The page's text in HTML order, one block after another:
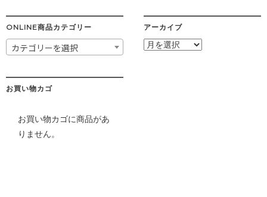
ONLINE商品カテゴリー
カテゴリーを選択
アーカイブ
ア
お買い物カゴ
お買い物カゴに商品があ
りません。